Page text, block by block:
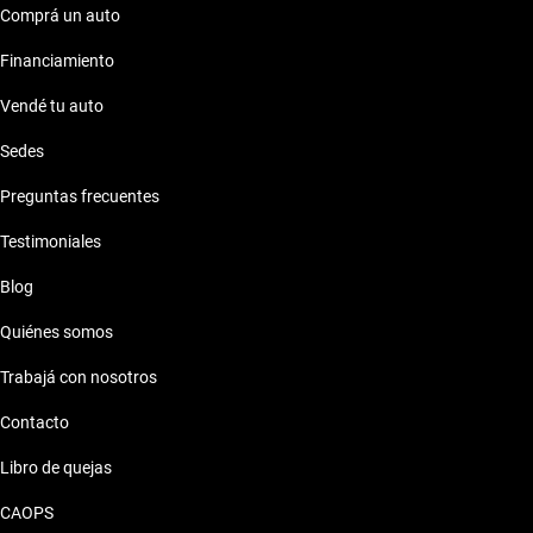
Características técnicas destacadas
Motor: Motor eficiente
Combustible: Consumo optimizado
ritmo de vida, ya sea para el trabajo o momentos de ocio.
Comprá un auto
Financiamiento
Vendé tu auto
Sedes
Preguntas frecuentes
Testimoniales
Blog
Quiénes somos
Trabajá con nosotros
Contacto
Libro de quejas
CAOPS